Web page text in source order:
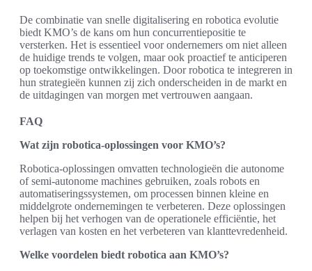
De combinatie van snelle digitalisering en robotica evolutie
biedt KMO’s de kans om hun concurrentiepositie te
versterken. Het is essentieel voor ondernemers om niet alleen
de huidige trends te volgen, maar ook proactief te anticiperen
op toekomstige ontwikkelingen. Door robotica te integreren in
hun strategieën kunnen zij zich onderscheiden in de markt en
de uitdagingen van morgen met vertrouwen aangaan.
FAQ
Wat zijn robotica-oplossingen voor KMO’s?
Robotica-oplossingen omvatten technologieën die autonome
of semi-autonome machines gebruiken, zoals robots en
automatiseringssystemen, om processen binnen kleine en
middelgrote ondernemingen te verbeteren. Deze oplossingen
helpen bij het verhogen van de operationele efficiëntie, het
verlagen van kosten en het verbeteren van klanttevredenheid.
Welke voordelen biedt robotica aan KMO’s?